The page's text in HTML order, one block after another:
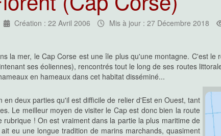
valant surtout par ses
expression un peu abusive,
encore d'utiliser certaines
au littoral de la région de
cas être considérée comme
grands centres touristiques
(D81 puis N197) de Perajola
de l'Île-Rousse à Calvi.
comprend aucune randonnée
Création : 22 Avril 2006 Mis à jour : 27 Décembre 2018
la mer, le Cap Corse est une île plus qu'une montagne. C'est le
ses éoliennes), rencontrés tout le long de ses routes
en hameaux dans cet habitat disséminé...
deux parties qu'il est difficile de relier d'Est en Ouest, tant
Le meilleur moyen de visiter le Cap est donc bien la route
! On est vraiment dans la partie la plus maritime de
eu une longue tradition de marins marchands, quasiment